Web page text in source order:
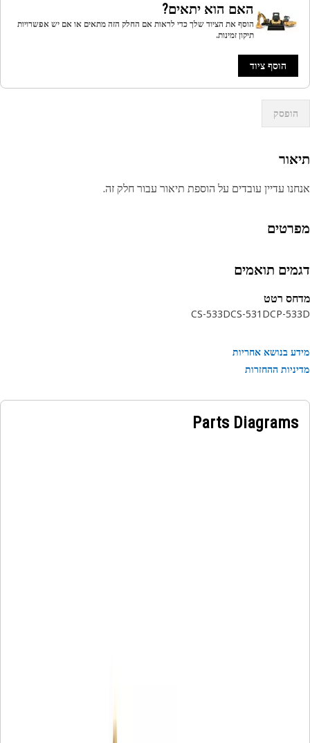
האם הוא יתאים?
הוסף את הציוד שלך כדי לראות אם החלק הזה מתאים או אם יש אפשרויות
תיקון זמינות.
הוסף ציוד
הופסק
עדיין עובדים על הוספת תיאור עבור חלק זה.
תואמים
רטט
CP-
CS-531D
CS-533D
בנושא אחריות
ההחזרות
Parts Diagrams